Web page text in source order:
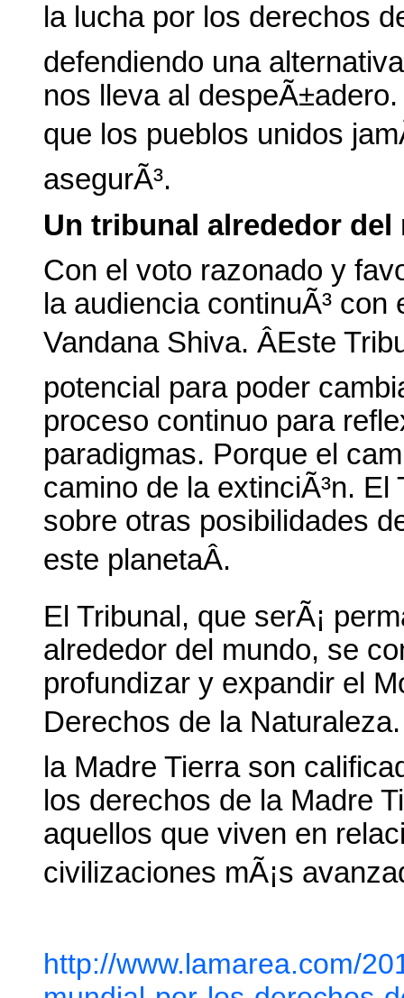
la lucha por los derechos
defendiendo una
nos lleva al
que los pueblos unidos
asegurÃ³.
Un tribunal alrededor del
Con el voto razonado y
la audiencia continuÃ³
Vandana Shiva. ÂEste
potencial para poder
proceso continuo para
paradigmas. Porque el
camino de la extinciÃ³n.
sobre otras posibilidades
este planetaÂ.
El Tribunal, que serÃ¡
alrededor del mundo, se
profundizar y expandir el
Derechos de la
la Madre Tierra son
los derechos de la Madre
aquellos que viven en
civilizaciones mÃ¡s
http://www.lamarea.com/